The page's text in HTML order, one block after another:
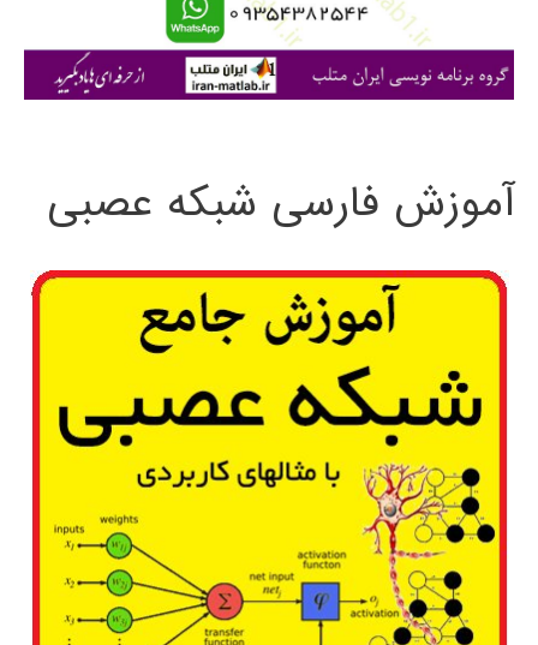
ی
آموزش فارسی شبکه عصبی